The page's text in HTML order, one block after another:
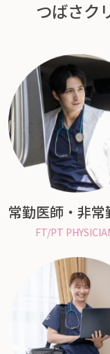
つばさク
常勤医師・非常
FT/PT